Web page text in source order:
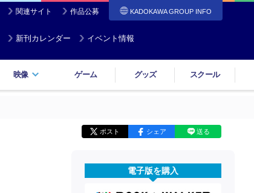
関連サイト 作品公募 KADOKAWA GROUP INFO
新刊カレンダー イベント情報
映像 ゲーム グッズ スクール
ポスト シェア 送る
電子版を購入